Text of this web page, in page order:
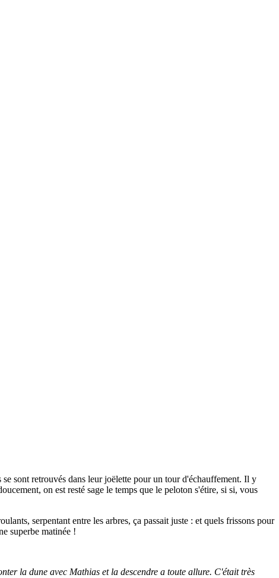
sont retrouvés dans leur joëlette pour un tour d'échauffement. Il y
on est resté sage le temps que le peloton s'étire, si si, vous
serpentant entre les arbres, ça passait juste : et quels frissons pour
superbe matinée !
la dune avec Mathias et la descendre a toute allure. C'était très